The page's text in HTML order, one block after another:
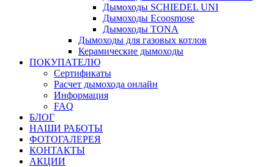
Дымоходы SCHIEDEL UNI
Дымоходы Ecoosmose
Дымоходы TONA
Дымоходы для газовых котлов
Керамические дымоходы
ПОКУПАТЕЛЮ
Сертификаты
Расчет дымохода онлайн
Информация
FAQ
БЛОГ
НАШИ РАБОТЫ
ФОТОГАЛЕРЕЯ
КОНТАКТЫ
АКЦИИ